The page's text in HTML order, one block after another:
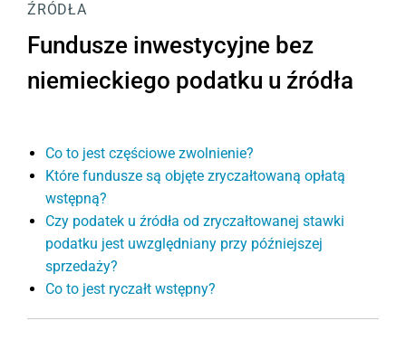
ŹRÓDŁA
Fundusze inwestycyjne bez
niemieckiego podatku u źródła
Co to jest częściowe zwolnienie?
Które fundusze są objęte zryczałtowaną opłatą
wstępną?
Czy podatek u źródła od zryczałtowanej stawki
podatku jest uwzględniany przy późniejszej
sprzedaży?
Co to jest ryczałt wstępny?